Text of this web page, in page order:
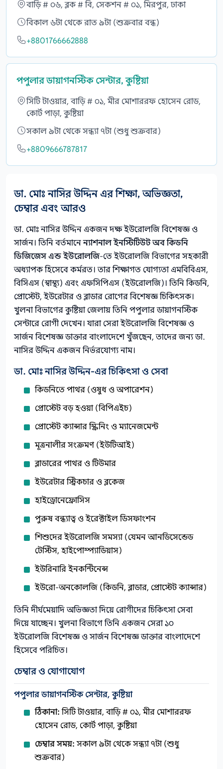
বাড়ি # ০৬, ব্লক # বি, সেকশন # ০১, মিরপুর, ঢাকা
বিকাল ৬টা থেকে রাত ৯টা (শুক্রবার বন্ধ)
+8801766662888
পপুলার ডায়াগনস্টিক সেন্টার, কুষ্টিয়া
সিটি টাওয়ার, বাড়ি # ০১, মীর মোশাররফ হোসেন রোড,
কোর্ট পাড়া, কুষ্টিয়া
সকাল ৯টা থেকে সন্ধ্যা ৭টা (শুধু শুক্রবার)
+8809666787817
ডা. মোঃ নাসির উদ্দিন এর শিক্ষা, অভিজ্ঞতা,
চেম্বার এবং আরও
ডা. মোঃ নাসির উদ্দিন একজন দক্ষ ইউরোলজি বিশেষজ্ঞ ও
সার্জন। তিনি বর্তমানেন্যাশনাল ইনস্টিটিউট অব কিডনি
ডিজিজেস এন্ড ইউরোলজি-তে ইউরোলজি বিভাগের সহকারী
অধ্যাপক হিসেবে কর্মরত। তার শিক্ষাগত যোগ্যতা এমবিবিএস,
বিসিএস (স্বাস্থ্য) এবং এফসিপিএস (ইউরোলজি)। তিনি কিডনি,
প্রোস্টেট, ইউরেটার ও ব্লাডার রোগের বিশেষজ্ঞ চিকিৎসক।
খুলনা বিভাগের কুষ্টিয়া জেলায় তিনি পপুলার ডায়াগনস্টিক
সেন্টারে রোগী দেখেন। যারা সেরা ইউরোলজি বিশেষজ্ঞ ও
সার্জন বিশেষজ্ঞ ডাক্তার বাংলাদেশে খুঁজছেন, তাদের জন্য ডা.
নাসির উদ্দিন একজন নির্ভরযোগ্য নাম।
ডা. মোঃ নাসির উদ্দিন-এর চিকিৎসা ও সেবা
কিডনিতে পাথর (ওষুধ ও অপারেশন)
প্রোস্টেট বড় হওয়া (বিপিএইচ)
প্রোস্টেট ক্যান্সার স্ক্রিনিং ও ম্যানেজমেন্ট
মূত্রনালীর সংক্রমণ (ইউটিআই)
ব্লাডারের পাথর ও টিউমার
ইউরেটার স্ট্রিকচার ও ব্লকেজ
হাইড্রোনেফ্রোসিস
পুরুষ বন্ধ্যাত্ব ও ইরেক্টাইল ডিসফাংশন
শিশুদের ইউরোলজি সমস্যা (যেমন আনডিসেন্ডেড
টেস্টিস, হাইপোস্প্যাডিয়াস)
ইউরিনারি ইনকন্টিনেন্স
ইউরো-অনকোলজি (কিডনি, ব্লাডার, প্রোস্টেট ক্যান্সার)
তিনি দীর্ঘমেয়াদি অভিজ্ঞতা দিয়ে রোগীদের চিকিৎসা সেবা
দিয়ে যাচ্ছেন। খুলনা বিভাগে তিনি একজন সেরা ১০
ইউরোলজি বিশেষজ্ঞ ও সার্জন বিশেষজ্ঞ ডাক্তার বাংলাদেশে
হিসেবে পরিচিত।
চেম্বার ও যোগাযোগ
পপুলার ডায়াগনস্টিক সেন্টার, কুষ্টিয়া
ঠিকানা: সিটি টাওয়ার, বাড়ি # ০১, মীর মোশাররফ
হোসেন রোড, কোর্ট পাড়া, কুষ্টিয়া
চেম্বার সময়: সকাল ৯টা থেকে সন্ধ্যা ৭টা (শুধু
শুক্রবার)